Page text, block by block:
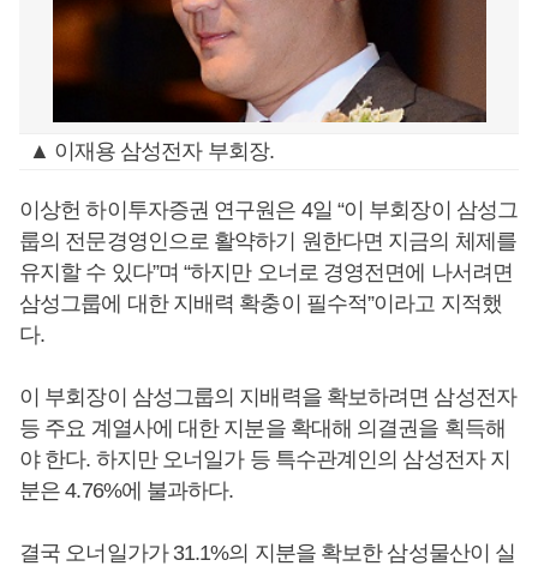
▲ 이재용 삼성전자 부회장.
이상헌 하이투자증권 연구원은 4일 “이 부회장이 삼성그
룹의 전문경영인으로 활약하기 원한다면 지금의 체제를
유지할 수 있다”며 “하지만 오너로 경영전면에 나서려면
삼성그룹에 대한 지배력 확충이 필수적”이라고 지적했
다.
이 부회장이 삼성그룹의 지배력을 확보하려면 삼성전자
등 주요 계열사에 대한 지분을 확대해 의결권을 획득해
야 한다. 하지만 오너일가 등 특수관계인의 삼성전자 지
분은 4.76%에 불과하다.
결국 오너일가가 31.1%의 지분을 확보한 삼성물산이 실